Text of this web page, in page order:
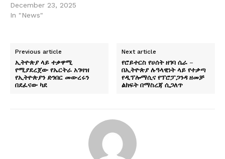
December 23, 2025
In "News"
Previous article
ኢትዮጵያ ላይ ተቃዋሚ
የሚያደረጀው የኤርትራ አገዛዝ
የኢትዮጵያን ድንበር መውረሩን
በደፈናው ካደ
Next article
የሮይተርስ የሀሰት ዘገባ ሴራ –
በኢትዮጵያ ሉዓላዊነት ላይ የተቃጣ
የዲፕሎማሲና የፕሮፓጋንዳ ዘመቻ
ልክፍት በማስረጃ ሲጋለጥ